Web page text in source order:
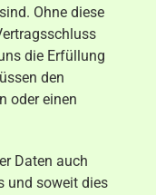
Ohne diese
die Erfüllung
den
oder einen
Daten auch
und soweit dies